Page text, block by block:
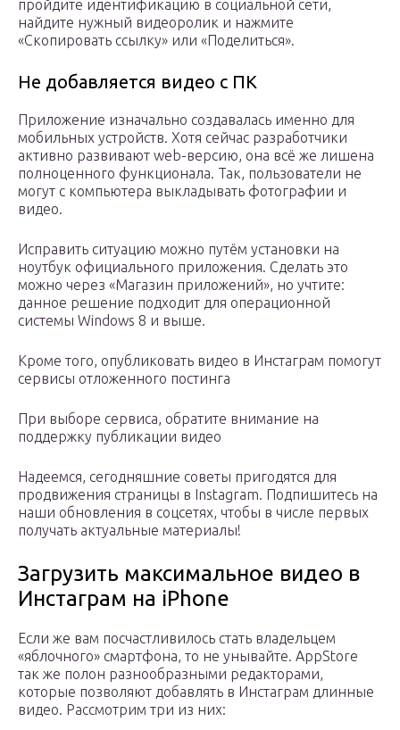
пройдите идентификацию в социальной сети,
найдите нужный видеоролик и нажмите
«Скопировать ссылку» или «Поделиться».
Не добавляется видео с ПК
Приложение изначально создавалась именно для
мобильных устройств. Хотя сейчас разработчики
активно развивают web-версию, она всё же лишена
полноценного функционала. Так, пользователи не
могут с компьютера выкладывать фотографии и
видео.
Исправить ситуацию можно путём установки на
ноутбук официального приложения. Сделать это
можно через «Магазин приложений», но учтите:
данное решение подходит для операционной
системы Windows 8 и выше.
Кроме того, опубликовать видео в Инстаграм помогут
сервисы отложенного постинга
При выборе сервиса, обратите внимание на
поддержку публикации видео
Надеемся, сегодняшние советы пригодятся для
продвижения страницы в Instagram. Подпишитесь на
наши обновления в соцсетях, чтобы в числе первых
получать актуальные материалы!
Загрузить максимальное видео в
Инстаграм на iPhone
Если же вам посчастливилось стать владельцем
«яблочного» смартфона, то не унывайте. AppStore
так же полон разнообразными редакторами,
которые позволяют добавлять в Инстаграм длинные
видео. Рассмотрим три из них: